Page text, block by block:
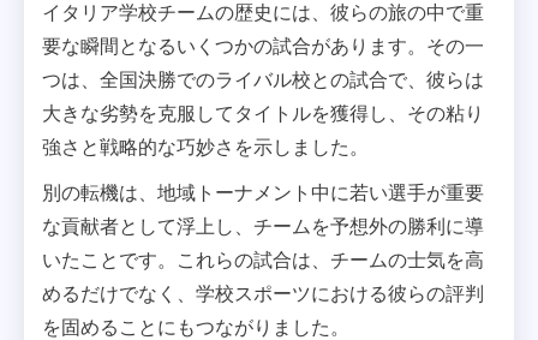
イタリア学校チームの歴史には、彼らの旅の中で重
要な瞬間となるいくつかの試合があります。その一
つは、全国決勝でのライバル校との試合で、彼らは
大きな劣勢を克服してタイトルを獲得し、その粘り
強さと戦略的な巧妙さを示しました。
別の転機は、地域トーナメント中に若い選手が重要
な貢献者として浮上し、チームを予想外の勝利に導
いたことです。これらの試合は、チームの士気を高
めるだけでなく、学校スポーツにおける彼らの評判
を固めることにもつながりました。